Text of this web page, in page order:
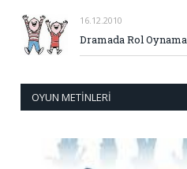
16.12.2010
Dramada Rol
OYUN METINLERI